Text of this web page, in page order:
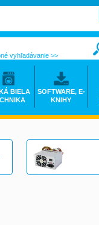
vyhľadávanie >>
BIELA
SOFTWARE, E-
KNIHY